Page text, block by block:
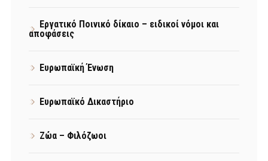
Εργατικό Ποινικό δίκαιο – ειδικοί νόμοι και
αποφάσεις
Ευρωπαϊκή Ένωση
Ευρωπαϊκό Δικαστήριο
Ζώα – Φιλόζωοι